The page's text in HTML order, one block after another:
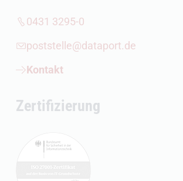
0431 3295-0
poststelle@dataport.de
Kontakt
Zertifizierung